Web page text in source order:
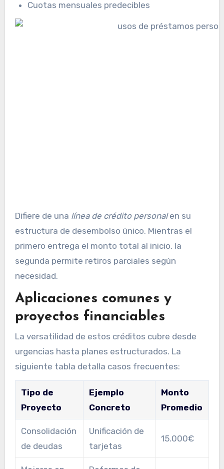
Cuotas mensuales predecibles
Difiere de una línea de crédito personalen su
estructura de desembolso único. Mientras el
primero entrega el monto total al inicio, la
segunda permite retiros parciales según
necesidad.
Aplicaciones comunes y
proyectos financiables
La versatilidad de estos créditos cubre desde
urgencias hasta planes estructurados. La
siguiente tabla detalla casos frecuentes:
Tipo de
Proyecto
Ejemplo
Concreto
Monto
Promedio
Consolidación
de deudas
Unificación de
tarjetas
15.000€